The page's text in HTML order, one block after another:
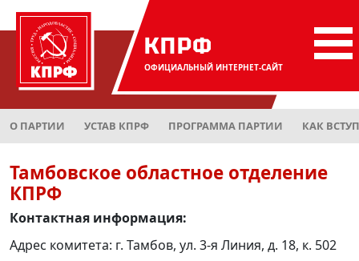
КПРФ
ОФИЦИАЛЬНЫЙ ИНТЕРНЕТ-САЙТ
О ПАРТИИ УСТАВ КПРФ ПРОГРАММА ПАРТИИ КАК
Тамбовское областное отделение
КПРФ
Контактная информация:
Адрес комитета: г. Тамбов, ул. 3-я Линия, д. 18, к. 502